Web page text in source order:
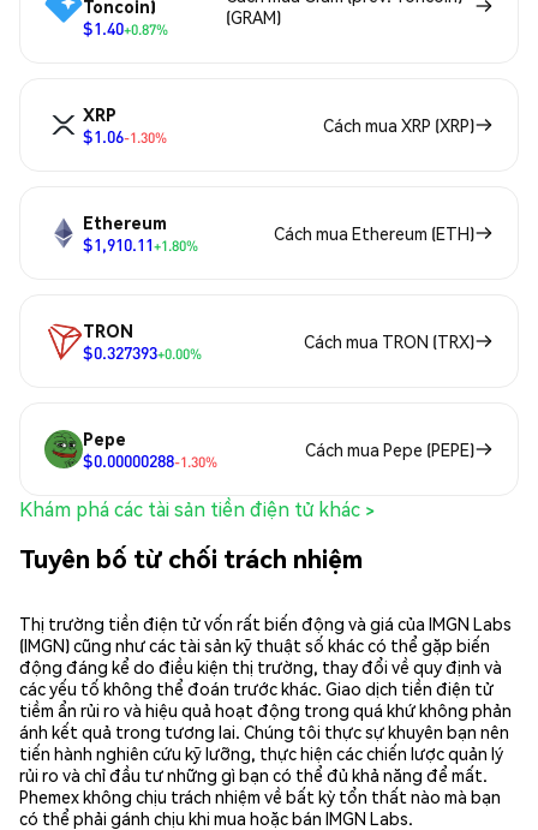
Toncoin)
$1.40+0.87%
(GRAM)
XRP
$1.06-1.30%
Cách mua XRP (XRP)
Ethereum
$1,910.11+1.80%
Cách mua Ethereum (ETH)
TRON
$0.327393+0.00%
Cách mua TRON (TRX)
Pepe
$0.00000288-1.30%
Cách mua Pepe (PEPE)
Khám phá các tài sản tiền điện tử khác >
Tuyên bố từ chối trách nhiệm
Thị trường tiền điện tử vốn rất biến động và giá của IMGN Labs
(IMGN) cũng như các tài sản kỹ thuật số khác có thể gặp biến
động đáng kể do điều kiện thị trường, thay đổi về quy định và
các yếu tố không thể đoán trước khác. Giao dịch tiền điện tử
tiềm ẩn rủi ro và hiệu quả hoạt động trong quá khứ không phản
ánh kết quả trong tương lai. Chúng tôi thực sự khuyên bạn nên
tiến hành nghiên cứu kỹ lưỡng, thực hiện các chiến lược quản lý
rủi ro và chỉ đầu tư những gì bạn có thể đủ khả năng để mất.
Phemex không chịu trách nhiệm về bất kỳ tổn thất nào mà bạn
có thể phải gánh chịu khi mua hoặc bán IMGN Labs.